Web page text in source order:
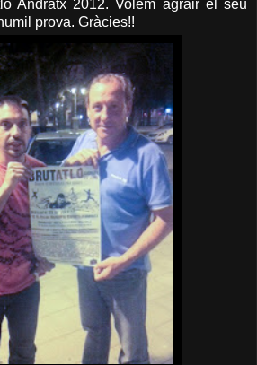
Andratx 2012. Volem agrair el seu
prova. Gràcies!!